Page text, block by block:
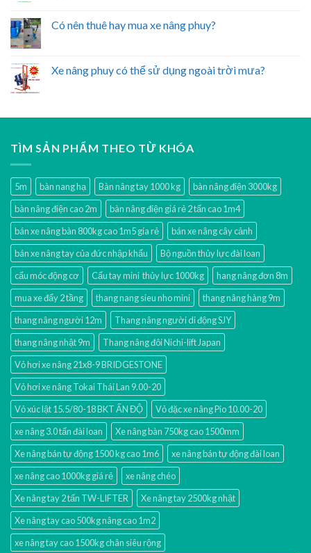
Có nên thuê hay mua xe nâng phuy?
Xe nâng phuy có thể sử dụng ngoài trời mưa?
TÌM SẢN PHẨM THEO TỪ KHÓA
5m bàn nang hạ Bàn nâng tay 1000 kg
bàn nâng điện 3000kg
bàn nâng điện cao 2m
bàn nâng điện giá rẻ 2 tấn cao 1m4
bán xe nâng bàn 800kg cao 1m5 gía rẻ
bán xe nâng cây cảnh
bán xe nâng tay của đức nhập khẩu
Bộ nguồn thủy lực đài loan
cẩu móc động cơ
Cẩu tay mini thủy lực 1000kg
hang nâng đơn 8m
mua xe đẩy 2 tầng
thang nang sieu nho mini
thang nâng hàng 9m
thang nâng người 12m
Thang nâng người di động SJY
thang nâng nhật 9m
Thang nâng đôi Nichi-lift Japan
Vỏ hơi xe nâng 21x8-9 BRIDGESTONE
Vỏ hơi xe nâng Tokai Thái Lan 9.00-20
Vỏ xúc lật 15.5/80-18 BKT ẤN ĐỘ
Vỏ đặc xe nâng Pio 10.00-20
xe nâng 3.0 tấn đài loan
Xe nâng bàn 750kg cao 1500mm
Xe nâng bán tự động 1500 kg cao 1m6
xe nâng bán tự động đài loan
xe nâng cao 1000kg giá rẻ
xe nâng chéo
Xe nâng tay 2 tấn TW-LIFTER
Xe nâng tay 2500kg nhật
Xe nâng tay cao 500kg nâng cao 1m2
xe nâng tay cao 1500kg chân siêu rộng